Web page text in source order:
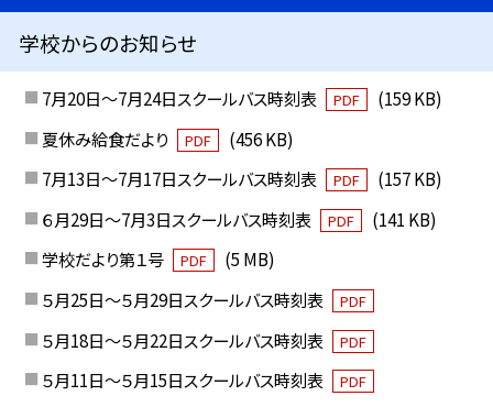
学校からのお知らせ
7月20日～7月24日スクールバス時刻表 PDF
(159 KB)
夏休み給食だより
PDF
(456 KB)
7月13日～7月17日スクールバス時刻表
PDF
(157 KB)
６月29日～7月3日スクールバス時刻表
PDF
(141 KB)
学校だより第１号
PDF
(5 MB)
５月25日～５月29日スクールバス時刻表
PDF
５月18日～５月22日スクールバス時刻表 PDF
５月11日～５月15日スクールバス時刻表 PDF